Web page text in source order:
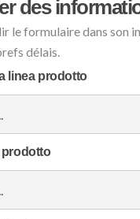
des
le formulaire dans son
délais.
linea prodotto
prodotto